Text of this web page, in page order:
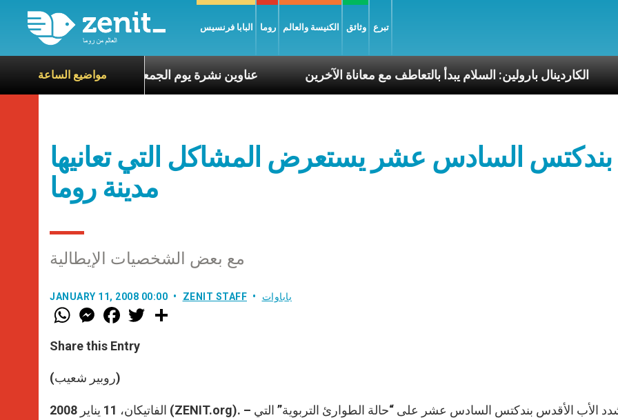
البابا فرنسيس روما الكنيسة والعالم وثائق تبرع
مواضيع الساعةعناوين نشرة يوم الجمعة 7 آب 2026: السلام يُبنى بصبر يومًا بعد يوم الكاردينال بارولين: السلام يبدأ بالتعاطف مع معاناة الآخرين
بندكتس السادس عشر يستعرض المشاكل التي تعانيها
مدينة روما
مع بعض الشخصيات الإيطالية
JANUARY 11, 2008 00:00 ZENIT STAFF باباوات
W
h
t
s
p
p
M
e
s
e
g
e
F
a
e
b
w
Share this Entry
(روبير شعيب)
الفاتيكان، 11 يناير 2008 (ZENIT.org). – شدد الأب الأقدس بندكتس السادس عشر على “حالة الطوارئ التربوية” التي